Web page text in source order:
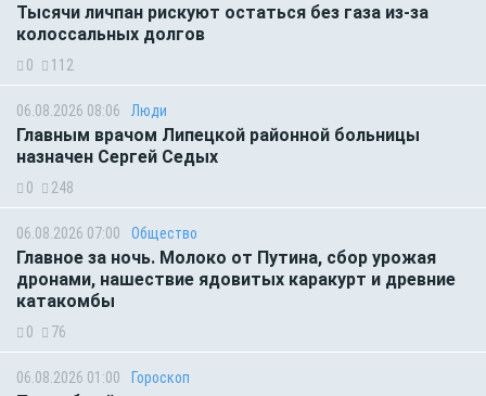
Тысячи личпан рискуют остаться без газа из-за
колоссальных долгов
0 112
06.08.2026 08:06 Люди
Главным врачом Липецкой районной больницы
назначен Сергей Седых
0 248
06.08.2026 07:00 Общество
Главное за ночь. Молоко от Путина, сбор урожая
дронами, нашествие ядовитых каракурт и древние
катакомбы
0 76
06.08.2026 01:00 Гороскоп